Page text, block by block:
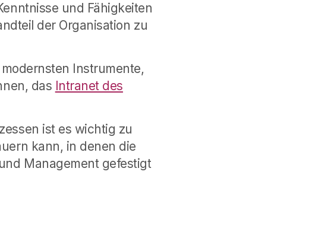
und Fähigkeiten
der Organisation zu
Instrumente,
das Intranet des
ist es wichtig zu
kann, in denen die
Management gefestigt